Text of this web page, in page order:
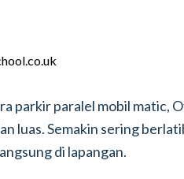
parkir paralel mobil matic,
luas. Semakin sering
di lapangan.